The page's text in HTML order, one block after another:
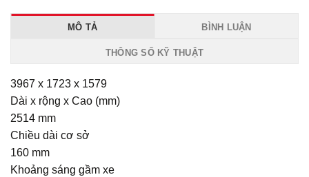
MÔ TẢ BÌNH LUẬN
THÔNG SỐ KỸ THUẬT
3967 x 1723 x 1579
Dài x rộng x Cao (mm)
2514 mm
Chiều dài cơ sở
160 mm
Khoảng sáng gầm xe